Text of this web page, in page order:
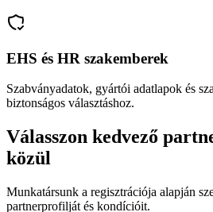
EHS és HR szakemberek
Szabványadatok, gyártói adatlapok és
biztonságos választáshoz.
Válasszon kedvező
közül
Munkatársunk a regisztrációja alapján
partnerprofilját és kondícióit.